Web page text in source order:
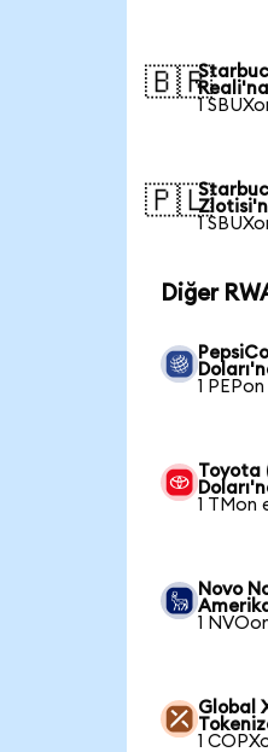
🇧🇷Reali'na
1
🇵🇱
1
Diğer
1
Toyota
1 TMon
Novo
1
Global
1